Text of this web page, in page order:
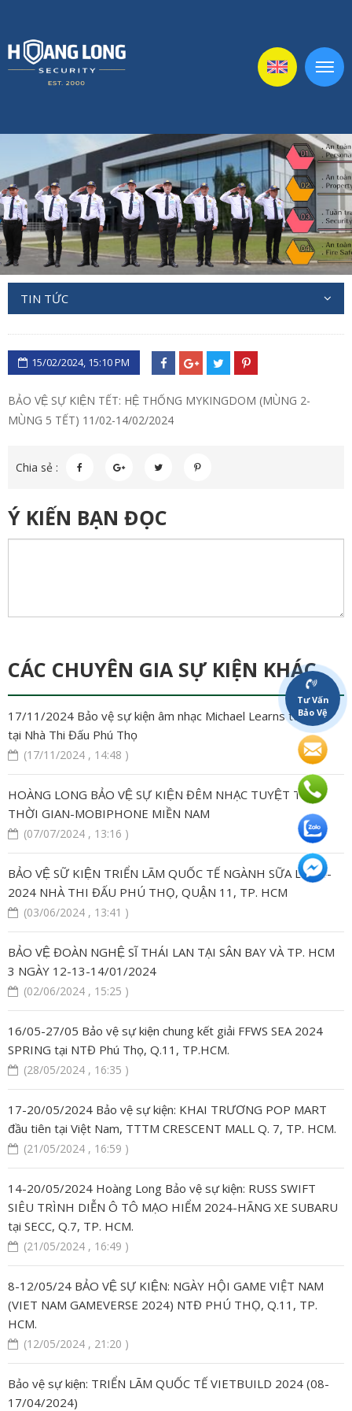
TIN TỨC
15/02/2024, 15:10 PM
BẢO VỆ SỰ KIỆN TẾT: HỆ THỐNG MYKINGDOM (MÙNG 2-
MÙNG 5 TẾT) 11/02-14/02/2024
Chia sẻ :
Ý KIẾN BẠN ĐỌC
CÁC CHUYÊN GIA SỰ KIỆN KHÁC
17/11/2024 Bảo vệ sự kiện âm nhạc Michael Learns to Rock
tại Nhà Thi Đấu Phú Thọ
(17/11/2024 , 14:48 )
HOÀNG LONG BẢO VỆ SỰ KIỆN ĐÊM NHẠC TUYỆT TÁC
THỜI GIAN-MOBIPHONE MIỀN NAM
(07/07/2024 , 13:16 )
BẢO VỆ SỮ KIỆN TRIỂN LÃM QUỐC TẾ NGÀNH SỮA LẦN 4-
2024 NHÀ THI ĐẤU PHÚ THỌ, QUẬN 11, TP. HCM
(03/06/2024 , 13:41 )
BẢO VỆ ĐOÀN NGHỆ SĨ THÁI LAN TẠI SÂN BAY VÀ TP. HCM
3 NGÀY 12-13-14/01/2024
(02/06/2024 , 15:25 )
16/05-27/05 Bảo vệ sự kiện chung kết giải FFWS SEA 2024
SPRING tại NTĐ Phú Thọ, Q.11, TP.HCM.
(28/05/2024 , 16:35 )
17-20/05/2024 Bảo vệ sự kiện: KHAI TRƯƠNG POP MART
đầu tiên tại Việt Nam, TTTM CRESCENT MALL Q. 7, TP. HCM.
(21/05/2024 , 16:59 )
14-20/05/2024 Hoàng Long Bảo vệ sự kiện: RUSS SWIFT
SIÊU TRÌNH DIỄN Ô TÔ MẠO HIỂM 2024-HÃNG XE SUBARU
tại SECC, Q.7, TP. HCM.
(21/05/2024 , 16:49 )
8-12/05/24 BẢO VỆ SỰ KIỆN: NGÀY HỘI GAME VIỆT NAM
(VIET NAM GAMEVERSE 2024) NTĐ PHÚ THỌ, Q.11, TP.
HCM.
(12/05/2024 , 21:20 )
Bảo vệ sự kiện: TRIỂN LÃM QUỐC TẾ VIETBUILD 2024 (08-
17/04/2024)
Tư Vấn
Bảo Vệ